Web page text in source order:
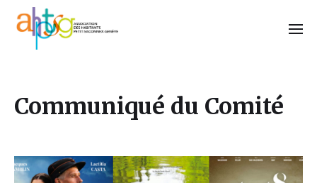
Communiqué du Comité